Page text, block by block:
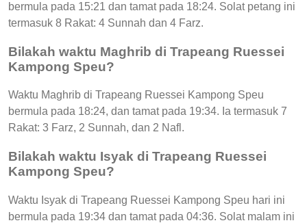
bermula pada 15:21 dan tamat pada 18:24. Solat petang ini
termasuk 8 Rakat: 4 Sunnah dan 4 Farz.
Bilakah waktu Maghrib di Trapeang Ruessei
Kampong Speu?
Waktu Maghrib di Trapeang Ruessei Kampong Speu
bermula pada 18:24, dan tamat pada 19:34. Ia termasuk 7
Rakat: 3 Farz, 2 Sunnah, dan 2 Nafl.
Bilakah waktu Isyak di Trapeang Ruessei
Kampong Speu?
Waktu Isyak di Trapeang Ruessei Kampong Speu hari ini
bermula pada 19:34 dan tamat pada 04:36. Solat malam ini